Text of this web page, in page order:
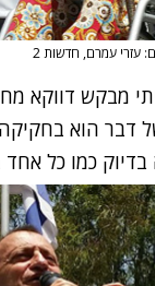
עזרי עמרם, חדשות 2
מבקש דווקא
דבר הוא
כמו כל